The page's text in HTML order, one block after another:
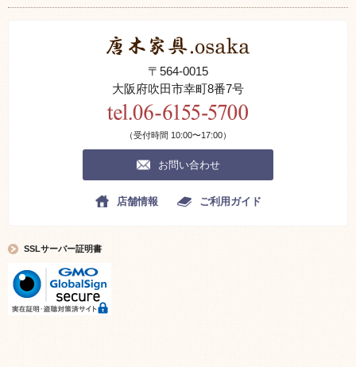
〒564-0015
大阪府吹田市幸町8番7号
（受付時間 10:00〜17:00）
お問い合わせ
店舗情報 ご利用ガイド
SSLサーバー証明書